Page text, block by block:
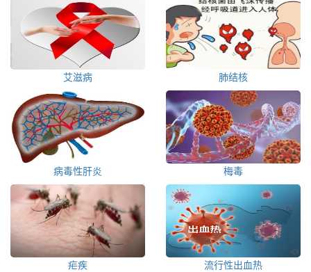
艾滋病 肺结核
病毒性肝炎 梅毒
疟疾 流行性出血热